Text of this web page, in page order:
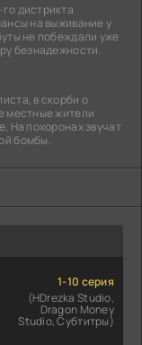
дистрикта
на выживание у
не побеждали уже
безнадежности.
в скорби о
местные жители
На похоронах звучат
бомбы.
1-10 серия
(HDrezka Studio,
Dragon Money
Studio, Субтитры)